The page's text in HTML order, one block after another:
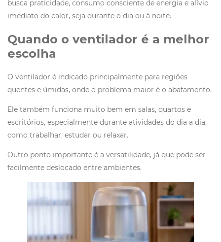
busca praticidade, consumo consciente de energia e alívio
imediato do calor, seja durante o dia ou à noite.
Quando o ventilador é a melhor
escolha
O ventilador é indicado principalmente para regiões
quentes e úmidas, onde o problema maior é o abafamento.
Ele também funciona muito bem em salas, quartos e
escritórios, especialmente durante atividades do dia a dia,
como trabalhar, estudar ou relaxar.
Outro ponto importante é a versatilidade, já que pode ser
facilmente deslocado entre ambientes.